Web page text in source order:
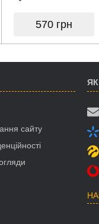
570 грн
сайту